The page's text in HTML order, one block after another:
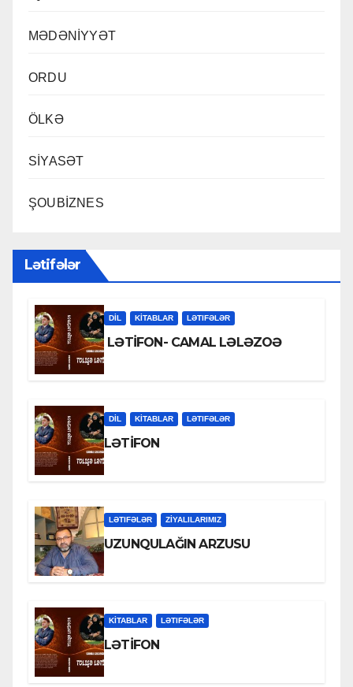
MƏDƏNİYYƏT
ORDU
ÖLKƏ
SİYASƏT
ŞOUBİZNES
Lətifələr
DİL KİTABLAR LƏTIFƏLƏR
LƏTİFON- CAMAL LƏLƏZOƏ
DİL KİTABLAR LƏTIFƏLƏR
LƏTİFON
LƏTIFƏLƏR ZİYALILARIMIZ
UZUNQULAĞIN ARZUSU
KİTABLAR LƏTIFƏLƏR
LƏTİFON